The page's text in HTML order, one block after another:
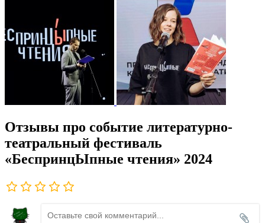
Отзывы про событие литературно-
театральный фестиваль
«БеспринцЫпные чтения» 2024